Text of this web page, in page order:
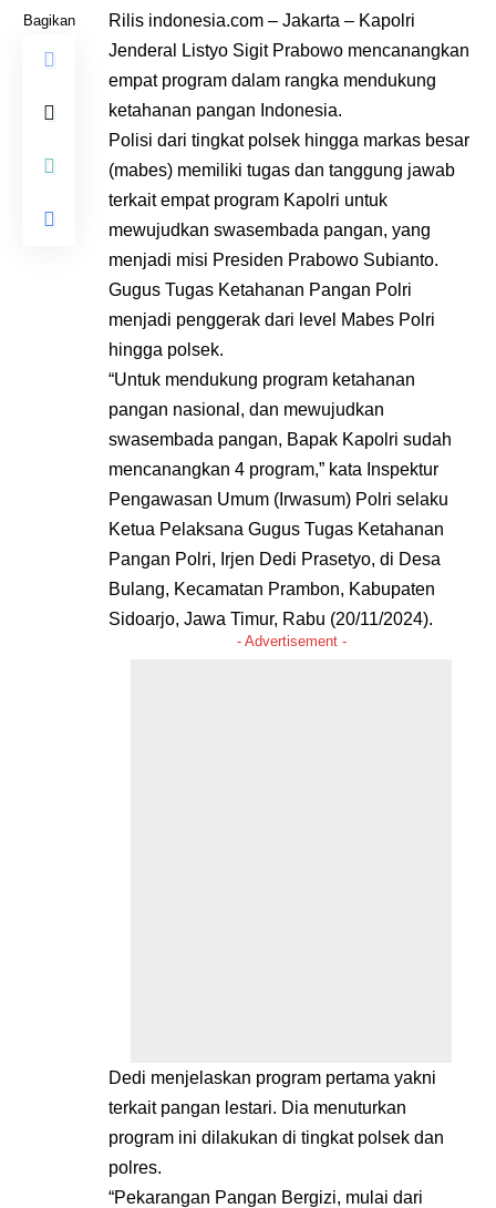
Bagikan
Rilis indonesia.com – Jakarta – Kapolri
Jenderal Listyo Sigit Prabowo mencanangkan
empat program dalam rangka mendukung
ketahanan pangan Indonesia.
Polisi dari tingkat polsek hingga markas besar
(mabes) memiliki tugas dan tanggung jawab
terkait empat program Kapolri untuk
mewujudkan swasembada pangan, yang
menjadi misi Presiden Prabowo Subianto.
Gugus Tugas Ketahanan Pangan Polri
menjadi penggerak dari level Mabes Polri
hingga polsek.
“Untuk mendukung program ketahanan
pangan nasional, dan mewujudkan
swasembada pangan, Bapak Kapolri sudah
mencanangkan 4 program,” kata Inspektur
Pengawasan Umum (Irwasum) Polri selaku
Ketua Pelaksana Gugus Tugas Ketahanan
Pangan Polri, Irjen Dedi Prasetyo, di Desa
Bulang, Kecamatan Prambon, Kabupaten
Sidoarjo, Jawa Timur, Rabu (20/11/2024).
- Advertisement -
Dedi menjelaskan program pertama yakni
terkait pangan lestari. Dia menuturkan
program ini dilakukan di tingkat polsek dan
polres.
“Pekarangan Pangan Bergizi, mulai dari